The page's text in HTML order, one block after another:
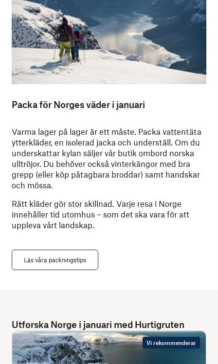
Packa för Norges väder i januari
Varma lager på lager är ett måste. Packa vattentäta
ytterkläder, en isolerad jacka och underställ. Om du
underskattar kylan säljer vår butik ombord norska
ulltröjor. Du behöver också vinterkängor med bra
grepp (eller köp påtagbara broddar) samt handskar
och mössa.
Rätt kläder gör stor skillnad. Varje resa i Norge
innehåller tid utomhus – som det ska vara för att
uppleva vårt landskap.
Läs våra packningstips
Utforska Norge i januari med Hurtigruten
Vi rekommenderar